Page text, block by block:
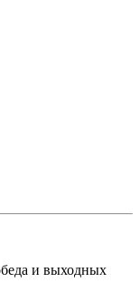
и выходных